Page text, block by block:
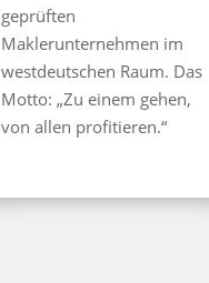
geprüften
Maklerunternehmen im
westdeutschen Raum. Das
Motto: „Zu einem gehen,
von allen profitieren.“